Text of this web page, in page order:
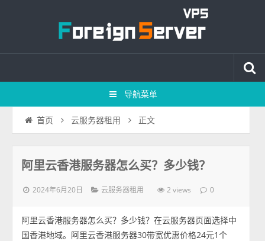
导航菜单
首页 云服务器租用 正文
阿里云香港服务器怎么买？多少钱？
2024年6月20日 云服务器租用 2 views 0
阿里云香港服务器怎么买？多少钱？在云服务器页面选择中
国香港地域。阿里云香港服务器30带宽优惠价格24元1个